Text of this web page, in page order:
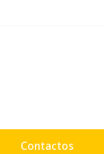
Contactos